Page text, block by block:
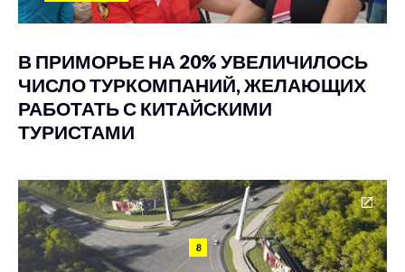
В ПРИМОРЬЕ НА 20% УВЕЛИЧИЛОСЬ
ЧИСЛО ТУРКОМПАНИЙ, ЖЕЛАЮЩИХ
РАБОТАТЬ С КИТАЙСКИМИ
ТУРИСТАМИ
8